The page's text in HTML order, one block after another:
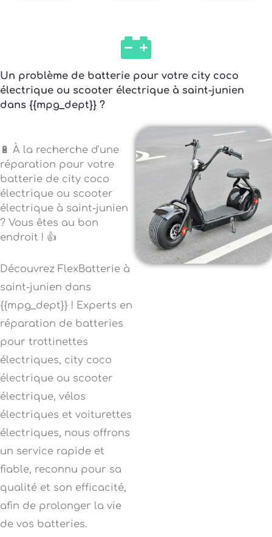
Un problème de batterie pour votre city coco
électrique ou scooter électrique à saint-junien
dans {{mpg_dept}} ?
🔋 À la recherche d'une
réparation pour votre
batterie de city coco
électrique ou scooter
électrique à saint-junien
? Vous êtes au bon
endroit ! 👍
Découvrez FlexBatterie à
saint-junien dans
{{mpg_dept}} ! Experts en
réparation de batteries
pour trottinettes
électriques, city coco
électrique ou scooter
électrique, vélos
électriques et voiturettes
électriques, nous offrons
un service rapide et
fiable, reconnu pour sa
qualité et son efficacité,
afin de prolonger la vie
de vos batteries.